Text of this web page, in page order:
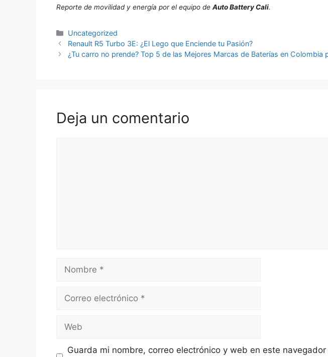
Reporte de movilidad y energía por el equipo de Auto Battery Cali.
Uncategorized
Renault R5 Turbo 3E: ¿El Lego que Enciende tu Pasión?
¿Tu carro no prende? Top 5 de las Mejores Marcas de Baterías en Colombia
Deja un comentario
Guarda mi nombre, correo electrónico y web en este